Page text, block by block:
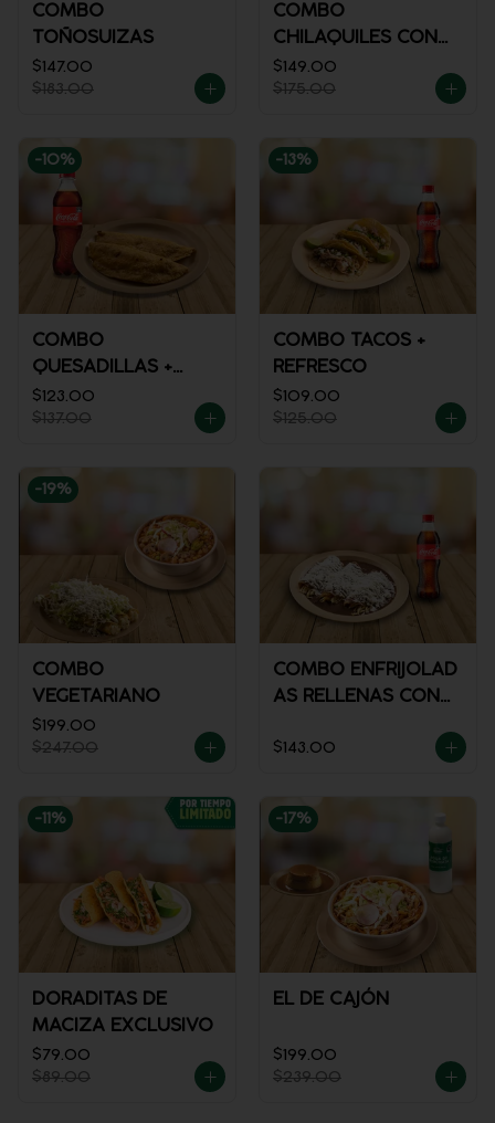
COMBO
TOÑOSUIZAS
$147.00
$183.00
COMBO
CHILAQUILES CON
MACIZA + JUGO DE
NARANJA
$149.00
$175.00
-10%
COMBO
QUESADILLAS +
REFRESCO
$123.00
$137.00
-13%
COMBO TACOS +
REFRESCO
$109.00
$125.00
-19%
COMBO
VEGETARIANO
$199.00
$247.00
COMBO ENFRIJOLAD
AS RELLENAS CON
$143.00
-11 %
DORADITAS DE
MACIZA EXCLUSIVO
$79.00
$89.00
-17%
EL DE CAJÓN
$199.00
$239.00